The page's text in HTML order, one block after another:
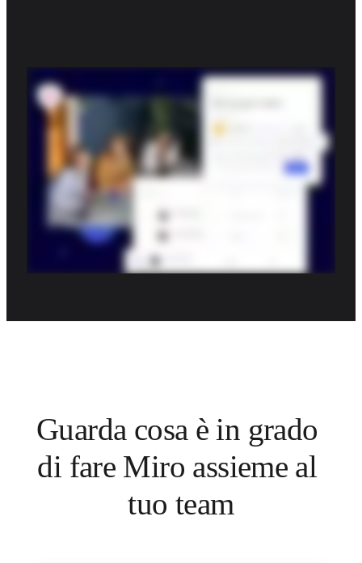
Guarda cosa è in grado
di fare Miro assieme al